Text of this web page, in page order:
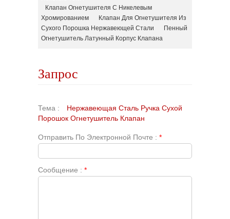
Клапан Огнетушителя С Никелевым
Хромированием
Клапан Для Огнетушителя Из
Сухого Порошка Нержавеющей Стали
Пенный
Огнетушитель Латунный Корпус Клапана
Запрос
Тема :
Нержавеющая Сталь Ручка Сухой
Порошок Огнетушитель Клапан
Отправить По Электронной Почте : *
Сообщение : *